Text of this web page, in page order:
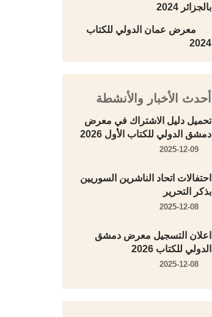
بالجزائر 2024
معرض عمان الدولي للكتاب
2024
أحدث الأخبار والأنشطة
تحميل دليل الاشتراك في معرض
دمشق الدولي للكتاب الأول 2026
احتفالات اتحاد الناشرين السوريين
بذكر التحرير
اعلان التسجيل معرض دمشق
الدولي للكتاب 2026